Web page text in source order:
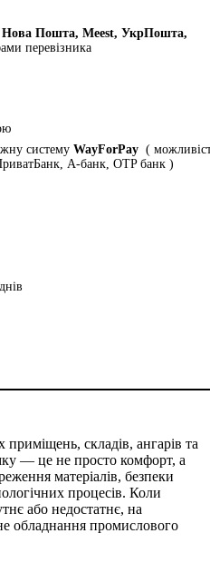
Нова Пошта, Meest, УкрПошта,
перевізника
систему WayForPay (
А-банк, OTP банк )
складів, ангарів та
— це не просто комфорт, а
матеріалів, безпеки
процесів. Коли
або недостатнє, на
обладнання промислового